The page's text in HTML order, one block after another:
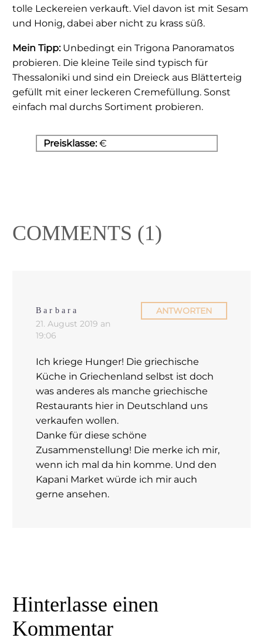
tolle Leckereien verkauft. Viel davon ist mit Sesam
und Honig, dabei aber nicht zu krass süß.
Mein Tipp:Unbedingt ein Trigona Panoramatos
probieren. Die kleine Teile sind typisch für
Thessaloniki und sind ein Dreieck aus Blätterteig
gefüllt mit einer leckeren Cremefüllung. Sonst
einfach mal durchs Sortiment probieren.
Preisklasse:€
COMMENTS (1)
Barbara
21. August 2019 an
19:06
ANTWORTEN
Ich kriege Hunger! Die griechische
Küche in Griechenland selbst ist doch
was anderes als manche griechische
Restaurants hier in Deutschland uns
verkaufen wollen.
Danke für diese schöne
Zusammenstellung! Die merke ich mir,
wenn ich mal da hin komme. Und den
Kapani Market würde ich mir auch
gerne ansehen.
Hinterlasse einen
Kommentar